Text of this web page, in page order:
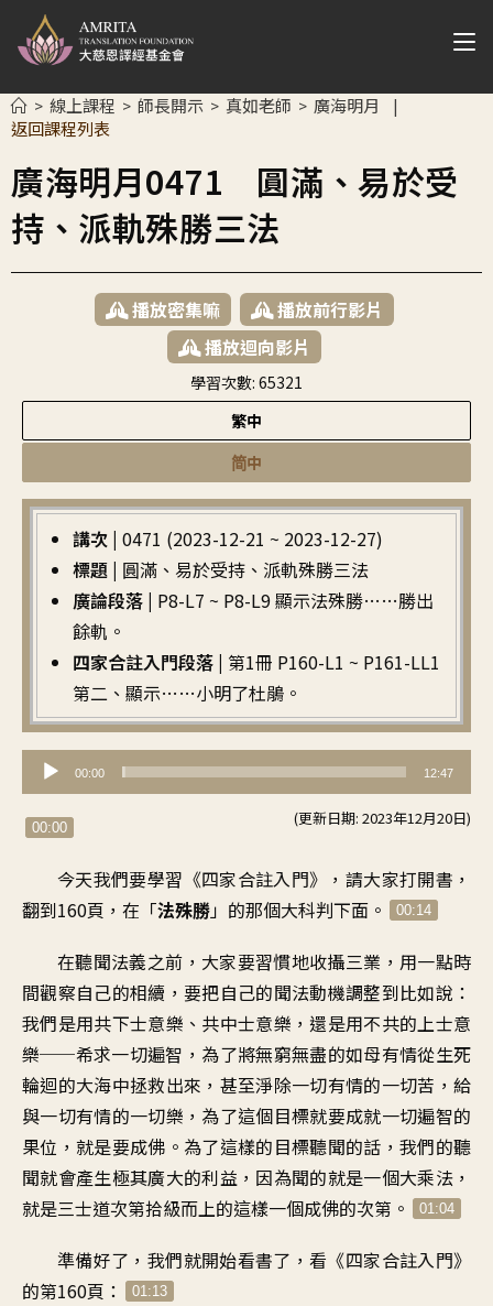
> 線上課程 > 師長開示 > 真如老師 > 廣海明月 |
返回課程列表
廣海明月0471 圓滿、易於受
持、派軌殊勝三法
播放密集嘛
播放前行影片
播放迴向影片
學習次數: 65321
繁中
简中
講次 | 0471 (2023-12-21 ~ 2023-12-27)
標題 | 圓滿、易於受持、派軌殊勝三法
廣論段落 | P8-L7 ~ P8-L9 顯示法殊勝……勝出
餘軌。
四家合註入門段落 | 第1冊 P160-L1 ~ P161-LL1
第二、顯示……小明了杜鵑。
訊
播
00:00 12:47
(更新日期: 2023年12月20日)
00:00
今天我們要學習《四家合註入門》， 請大家打開書，
翻到160頁 ， 在「法殊勝」的那個大科判下面 。 00:14
在聽聞法義之前 ， 大家要習慣地收攝三業 ， 用一點時
間觀察自己的相續 ，要把自己的聞法動機調整到比如說 ：
我們是用共下士意樂 、 共中士意樂 ，還是用不共的上士意
樂──希求一切遍智 ， 為了將無窮無盡的如母有情從生死
輪迴的大海中拯救出來 ， 甚至淨除一切有情的一切苦 ，給
與一切有情的一切樂 ， 為了這個目標就要成就一切遍智的
果位 ，就是要成佛 。 為了這樣的目標聽聞的話 ，我們的聽
聞就會產生極其廣大的利益 ， 因為聞的就是一個大乘法 ，
就是三士道次第拾級而上的這樣一個成佛的次第 。 01:04
準備好了，我們就開始看書了 ，看《四家合註入門》
的第160頁 ： 01:13